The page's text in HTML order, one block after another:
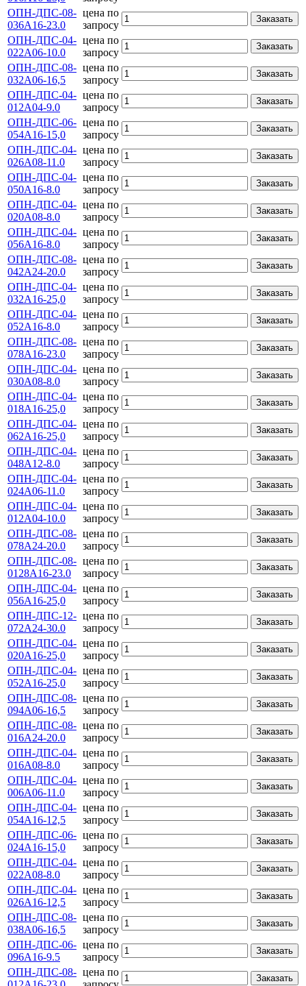
ОПН-ДПС-08-
036А16-23.0
цена по
запросу
Заказать
ОПН-ДПС-04-
022А06-10.0
цена по
запросу
Заказать
ОПН-ДПС-08-
032А06-16,5
цена по
запросу
Заказать
ОПН-ДПС-04-
012А04-9.0
цена по
запросу
Заказать
ОПН-ДПС-06-
054А16-15,0
цена по
запросу
Заказать
ОПН-ДПС-04-
026А08-11.0
цена по
запросу
Заказать
ОПН-ДПС-04-
050А16-8.0
цена по
запросу
Заказать
ОПН-ДПС-04-
020А08-8.0
цена по
запросу
Заказать
ОПН-ДПС-04-
056А16-8.0
цена по
запросу
Заказать
ОПН-ДПС-08-
042А24-20.0
цена по
запросу
Заказать
ОПН-ДПС-04-
032А16-25,0
цена по
запросу
Заказать
ОПН-ДПС-04-
052А16-8.0
цена по
запросу
Заказать
ОПН-ДПС-08-
078А16-23.0
цена по
запросу
Заказать
ОПН-ДПС-04-
030А08-8.0
цена по
запросу
Заказать
ОПН-ДПС-04-
018А16-25,0
цена по
запросу
Заказать
ОПН-ДПС-04-
062А16-25,0
цена по
запросу
Заказать
ОПН-ДПС-04-
048А12-8.0
цена по
запросу
Заказать
ОПН-ДПС-04-
024А06-11.0
цена по
запросу
Заказать
ОПН-ДПС-04-
012А04-10.0
цена по
запросу
Заказать
ОПН-ДПС-08-
078А24-20.0
цена по
запросу
Заказать
ОПН-ДПС-08-
0128А16-23.0
цена по
запросу
Заказать
ОПН-ДПС-04-
056А16-25,0
цена по
запросу
Заказать
ОПН-ДПС-12-
072А24-30.0
цена по
запросу
Заказать
ОПН-ДПС-04-
020А16-25,0
цена по
запросу
Заказать
ОПН-ДПС-04-
052А16-25,0
цена по
запросу
Заказать
ОПН-ДПС-08-
094А06-16,5
цена по
запросу
Заказать
ОПН-ДПС-08-
016А24-20.0
цена по
запросу
Заказать
ОПН-ДПС-04-
016А08-8.0
цена по
запросу
Заказать
ОПН-ДПС-04-
006А06-11.0
цена по
запросу
Заказать
ОПН-ДПС-04-
054А16-12,5
цена по
запросу
Заказать
ОПН-ДПС-06-
024А16-15,0
цена по
запросу
Заказать
ОПН-ДПС-04-
022А08-8.0
цена по
запросу
Заказать
ОПН-ДПС-04-
026А16-12,5
цена по
запросу
Заказать
ОПН-ДПС-08-
038А06-16,5
цена по
запросу
Заказать
ОПН-ДПС-06-
096А16-9.5
цена по
запросу
Заказать
ОПН-ДПС-08- цена по
Заказать